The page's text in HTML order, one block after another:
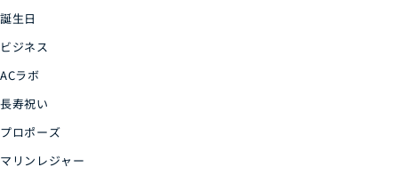
誕生日
ビジネス
ACラボ
長寿祝い
プロポーズ
マリンレジャー